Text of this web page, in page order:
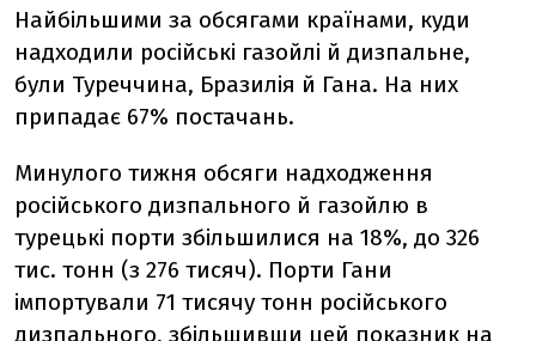
Найбільшими за обсягами країнами, куди
надходили російські газойлі й дизпальне,
були Туреччина, Бразилія й Гана. На них
припадає 67% постачань.
Минулого тижня обсяги надходження
російського дизпального й газойлю в
турецькі порти збільшилися на 18%, до 326
тис. тонн (з 276 тисяч). Порти Гани
імпортували 71 тисячу тонн російського
дизпального, збільшивши цей показник на